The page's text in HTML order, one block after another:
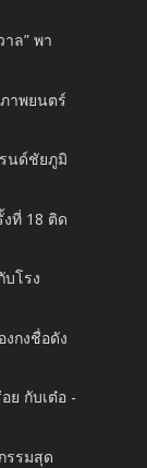
ล” พา
าพยนตร์
นด์ชัยภูมิ
ที่ 18 ติด
บโรง
งกงชื่อดัง
ย กับเต๋อ -
รรมสุด